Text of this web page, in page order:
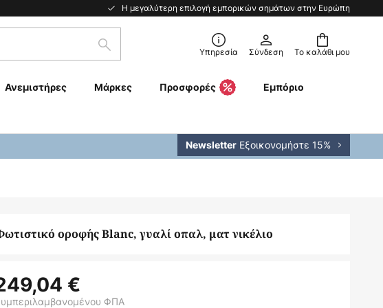
Η μεγαλύτερη επιλογή εμπορικών σημάτων στην Ευρώπη
Το καλάθι μου
Αναζήτηση Υπηρεσία Σύνδεση
Ανεμιστήρες Μάρκες Προσφορές Εμπόριο
Newsletter Εξοικονομήστε 15%
οροφής Blanc, γυαλί οπαλ, ματ νικέλιο
€
ΦΠΑ